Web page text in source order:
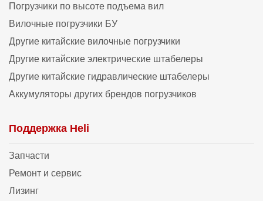
Погрузчики по высоте подъема вил
Вилочные погрузчики БУ
Другие китайские вилочные погрузчики
Другие китайские электрические штабелеры
Другие китайские гидравлические штабелеры
Аккумуляторы других брендов погрузчиков
Поддержка Heli
Запчасти
Ремонт и сервис
Лизинг